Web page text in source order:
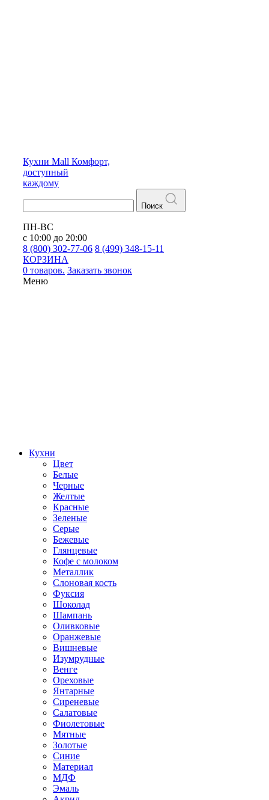
Кухни Mall Комфорт,
доступный
каждому
Поиск
ПН-ВС
с 10:00 до 20:00
8 (800) 302-77-06 8 (499) 348-15-11
КОРЗИНА
0 товаров. Заказать звонок
Меню
Кухни
Цвет
Белые
Черные
Желтые
Красные
Зеленые
Серые
Бежевые
Глянцевые
Кофе с молоком
Металлик
Слоновая кость
Фуксия
Шоколад
Шампань
Оливковые
Оранжевые
Вишневые
Изумрудные
Венге
Ореховые
Янтарные
Сиреневые
Салатовые
Фиолетовые
Мятные
Золотые
Синие
Материал
МДФ
Эмаль